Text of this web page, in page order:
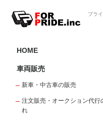
プラ
HOME
車両販売
新車・中古車の販売
注文販売・オークション代行
れ